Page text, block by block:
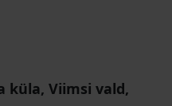
küla, Viimsi vald,